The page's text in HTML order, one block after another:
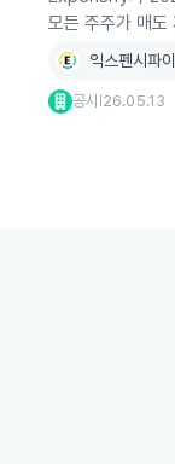
모든 주주가 매도
익스펜시파이
공시 26.05.13